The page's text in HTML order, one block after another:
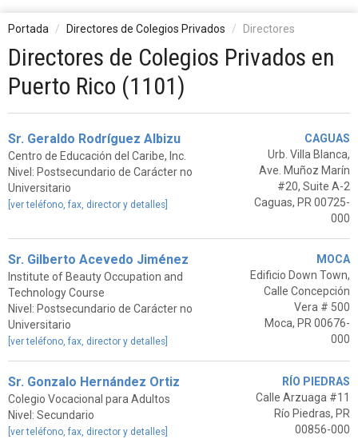
Portada Directores de Colegios Privados Directores
Directores de Colegios Privados en
Puerto Rico (1101)
Sr. Geraldo Rodríguez Albizu
Centro de Educación del Caribe, Inc.
Nivel: Postsecundario de Carácter no
Universitario
[ver teléfono, fax, director y detalles]
CAGUAS
Urb. Villa Blanca,
Ave. Muñoz Marín
#20, Suite A-2
Caguas, PR 00725-
000
Sr. Gilberto Acevedo Jiménez
Institute of Beauty Occupation and
Technology Course
Nivel: Postsecundario de Carácter no
Universitario
[ver teléfono, fax, director y detalles]
MOCA
Edificio Down Town,
Calle Concepción
Vera # 500
Moca, PR 00676-
000
Sr. Gonzalo Hernández Ortiz
Colegio Vocacional para Adultos
Nivel: Secundario
[ver teléfono, fax, director y detalles]
RÍO PIEDRAS
Calle Arzuaga #11
Río Piedras, PR
00856-000